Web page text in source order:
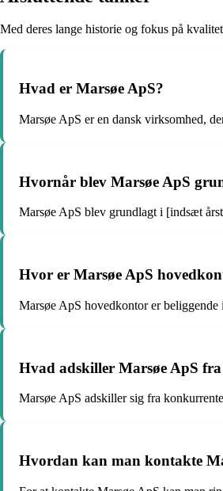
Med deres lange historie og fokus på
Hvad er Marsøe ApS?
Marsøe ApS er en dansk virksomhed,
Hvornår blev Marsøe ApS
Marsøe ApS blev grundlagt i [indsæt
Hvor er Marsøe ApS
Marsøe ApS hovedkontor er
Hvad adskiller Marsøe ApS
Marsøe ApS adskiller sig fra
Hvordan kan man kontakte